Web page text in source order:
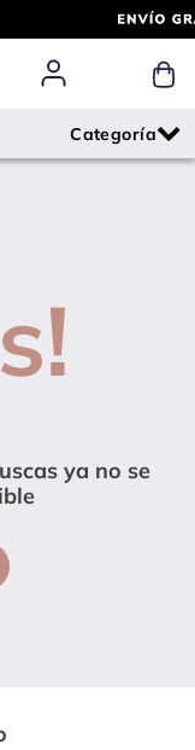
ya no se